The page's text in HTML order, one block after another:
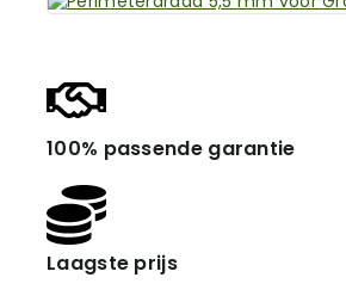
100% passende garantie
Laagste prijs